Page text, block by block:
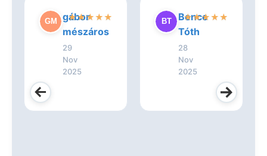
gábor
mészáros
29
Nov
2025
★★★★★
Bence
Tóth
28
Nov
2025
★★★★★